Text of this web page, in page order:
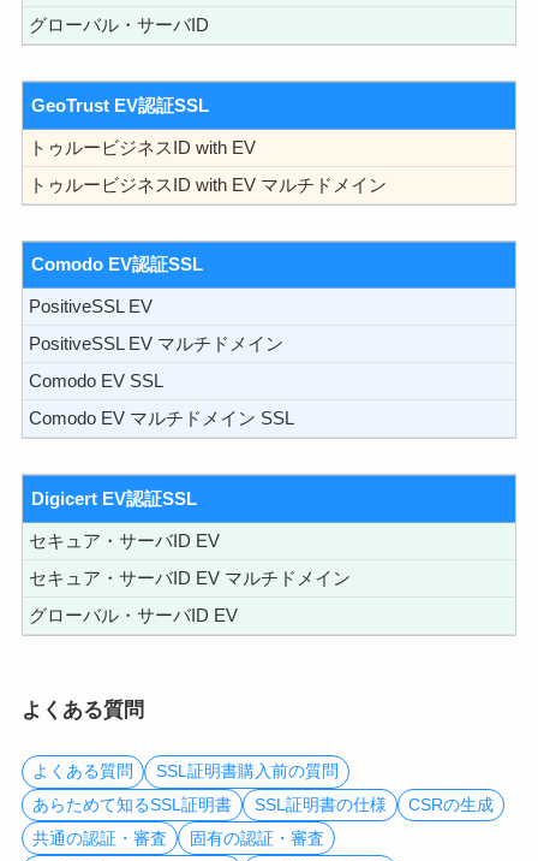
グローバル・サーバID
GeoTrust EV認証SSL
トゥルービジネスID with EV
トゥルービジネスID with EV マルチドメイン
Comodo EV認証SSL
PositiveSSL EV
PositiveSSL EV マルチドメイン
Comodo EV SSL
Comodo EV マルチドメイン SSL
Digicert EV認証SSL
セキュア・サーバID EV
セキュア・サーバID EV マルチドメイン
グローバル・サーバID EV
よくある質問
よくある質問
SSL証明書購入前の質問
あらためて知るSSL証明書
SSL証明書の仕様
CSRの生成
共通の認証・審査
固有の認証・審査